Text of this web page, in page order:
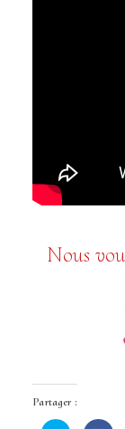
Nous
Partager :